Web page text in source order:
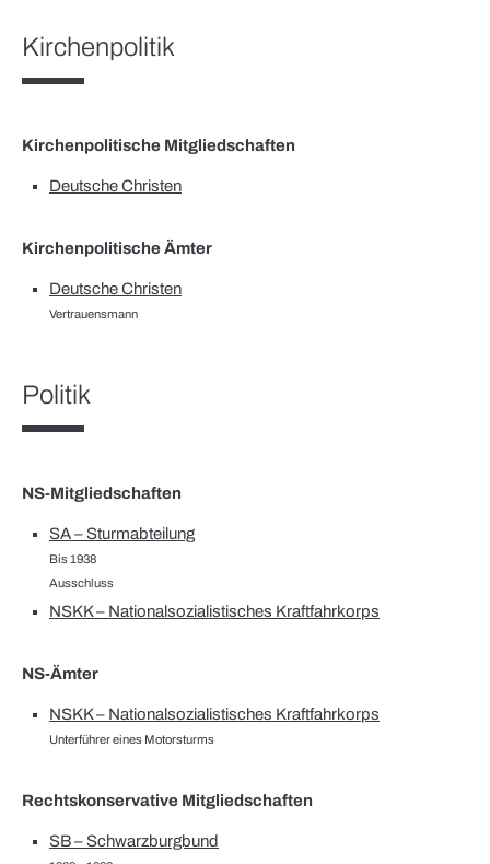
Kirchenpolitik
Kirchenpolitische Mitgliedschaften
Deutsche Christen
Kirchenpolitische Ämter
Deutsche Christen
Vertrauensmann
Politik
NS-Mitgliedschaften
SA – Sturmabteilung
Bis 1938
Ausschluss
NSKK – Nationalsozialistisches Kraftfahrkorps
NS-Ämter
NSKK – Nationalsozialistisches Kraftfahrkorps
Unterführer eines Motorsturms
Rechtskonservative Mitgliedschaften
SB – Schwarzburgbund